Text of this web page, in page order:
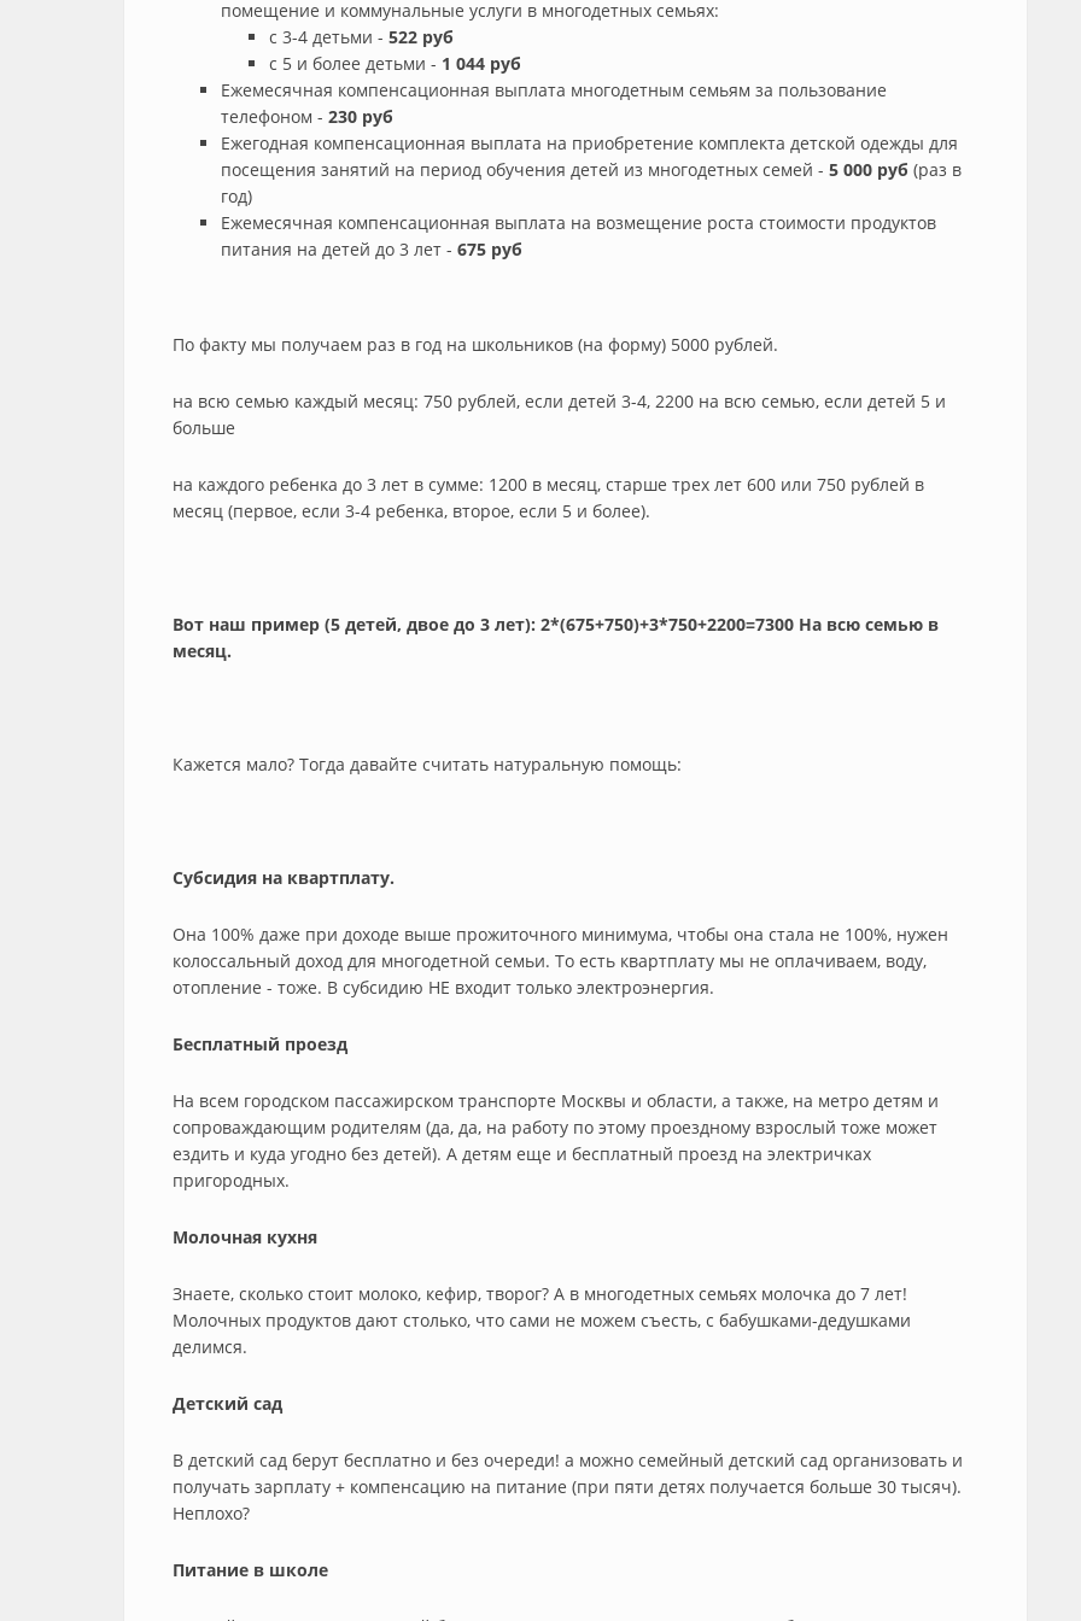
помещение и коммунальные услуги в многодетных семьях:
с 3-4 детьми - 522 руб
с 5 и более детьми - 1 044 руб
Ежемесячная компенсационная выплата многодетным семьям за пользование
телефоном - 230 руб
Ежегодная компенсационная выплата на приобретение комплекта детской одежды для
посещения занятий на период обучения детей из многодетных семей - 5 000 руб (раз в
год)
Ежемесячная компенсационная выплата на возмещение роста стоимости продуктов
питания на детей до 3 лет - 675 руб
По факту мы получаем раз в год на школьников (на форму) 5000 рублей.
на всю семью каждый месяц: 750 рублей, если детей 3-4, 2200 на всю семью, если детей 5 и
больше
на каждого ребенка до 3 лет в сумме: 1200 в месяц, старше трех лет 600 или 750 рублей в
месяц (первое, если 3-4 ребенка, второе, если 5 и более).
Вот наш пример (5 детей, двое до 3 лет): 2*(675+750)+3*750+2200=7300 На всю семью в
месяц.
Кажется мало? Тогда давайте считать натуральную помощь:
Субсидия на квартплату.
Она 100% даже при доходе выше прожиточного минимума, чтобы она стала не 100%, нужен
колоссальный доход для многодетной семьи. То есть квартплату мы не оплачиваем, воду,
отопление - тоже. В субсидию НЕ входит только электроэнергия.
Бесплатный проезд
На всем городском пассажирском транспорте Москвы и области, а также, на метро детям и
сопроваждающим родителям (да, да, на работу по этому проездному взрослый тоже может
ездить и куда угодно без детей). А детям еще и бесплатный проезд на электричках
пригородных.
Молочная кухня
Знаете, сколько стоит молоко, кефир, творог? А в многодетных семьях молочка до 7 лет!
Молочных продуктов дают столько, что сами не можем съесть, с бабушками-дедушками
делимся.
Детский сад
В детский сад берут бесплатно и без очереди! а можно семейный детский сад организовать и
получать зарплату + компенсацию на питание (при пяти детях получается больше 30 тысяч).
Неплохо?
Питание в школе